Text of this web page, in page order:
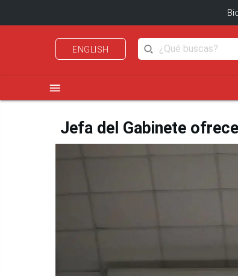
ENGLISH
menu
Jefa del Gabinete